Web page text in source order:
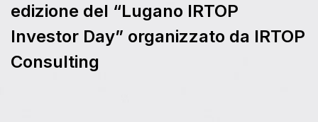
edizione del “Lugano IRTOP
Investor Day” organizzato da IRTOP
Consulting